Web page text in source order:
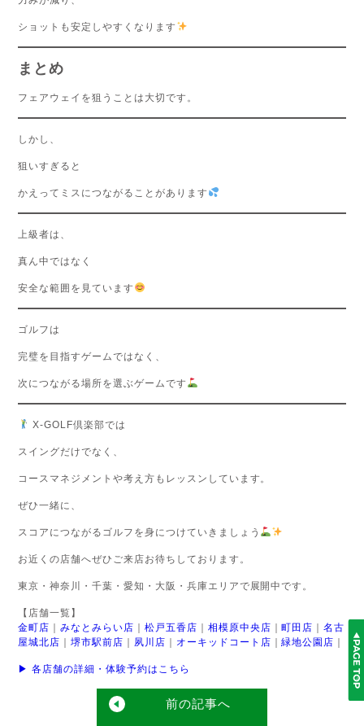
ショットも安定しやすくなります
まとめ
フェアウェイを狙うことは大切です。
しかし、
狙いすぎると
かえってミスにつながることがあります
上級者は、
真ん中ではなく
安全な範囲を見ています
ゴルフは
完璧を目指すゲームではなく、
次につながる場所を選ぶゲームです
X-GOLF倶楽部では
スイングだけでなく、
コースマネジメントや考え方もレッスンしています。
ぜひ一緒に、
スコアにつながるゴルフを身につけていきましょう
お近くの店舗へぜひご来店お待ちしております。
東京・神奈川・千葉・愛知・大阪・兵庫エリアで展開中です。
【店舗一覧】
金町店 ｜みなとみらい店 ｜ 松戸五香店 ｜ 相模原中央店 ｜町田店 ｜名古
屋城北店 ｜堺市駅前店 ｜ 夙川店 ｜ オーキッドコート店 ｜緑地公園店 ｜
▶ 各店舗の詳細・体験予約はこちら
前の記事へ